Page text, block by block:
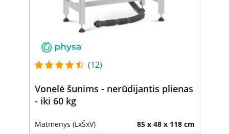
(12)
Vonelė šunims - nerūdijantis plienas
- iki 60 kg
Matmenys (LxŠxV) 85 x 48 x 118 cm